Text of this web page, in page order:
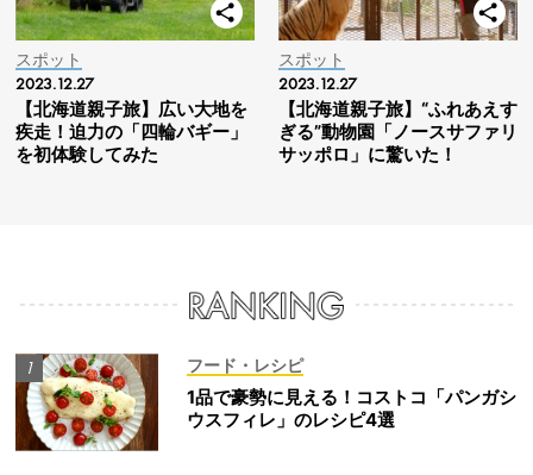
スポット
2023.12.27
【北海道親子旅】広い大地を
疾走！迫力の「四輪バギー」
を初体験してみた
スポット
2023.12.27
【北海道親子旅】“ふれあえす
ぎる”動物園「ノースサファリ
サッポロ」に驚いた！
フード・レシピ
1品で豪勢に見える！コストコ「パンガシ
ウスフィレ」のレシピ4選